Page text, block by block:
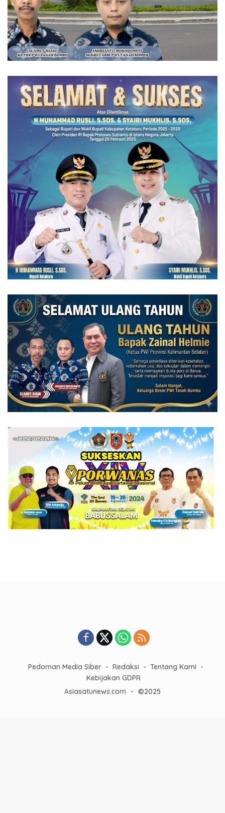
Pedoman Media Siber Redaksi
Tentang Kami
Kebijakan GDPR
Asiasatunews.com
- ©2025